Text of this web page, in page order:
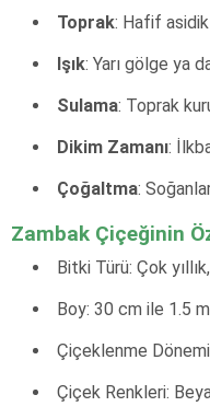
Toprak: Hafif
Işık: Yarı gölge ya
Sulama: Toprak
Dikim Zamanı:
Çoğaltma:
Zambak Çiçeğinin
Bitki Türü: Çok
Boy: 30 cm ile 1.5
Çiçeklenme
Çiçek Renkleri: